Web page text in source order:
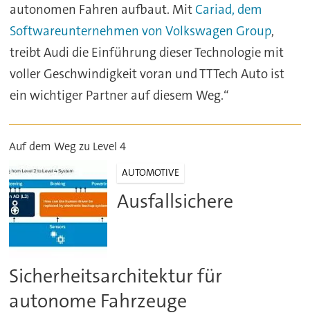
autonomen Fahren aufbaut. Mit Cariad, dem
Softwareunternehmen von Volkswagen Group,
treibt Audi die Einführung dieser Technologie mit
voller Geschwindigkeit voran und TTTech Auto ist
ein wichtiger Partner auf diesem Weg.“
Auf dem Weg zu Level 4
AUTOMOTIVE
Ausfallsichere
Sicherheitsarchitektur für
autonome Fahrzeuge